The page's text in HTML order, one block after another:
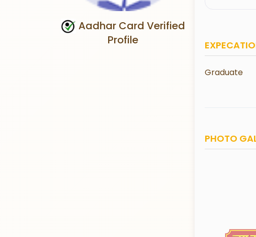
Aadhar Card Verified
Profile
Graduate
PHOTO